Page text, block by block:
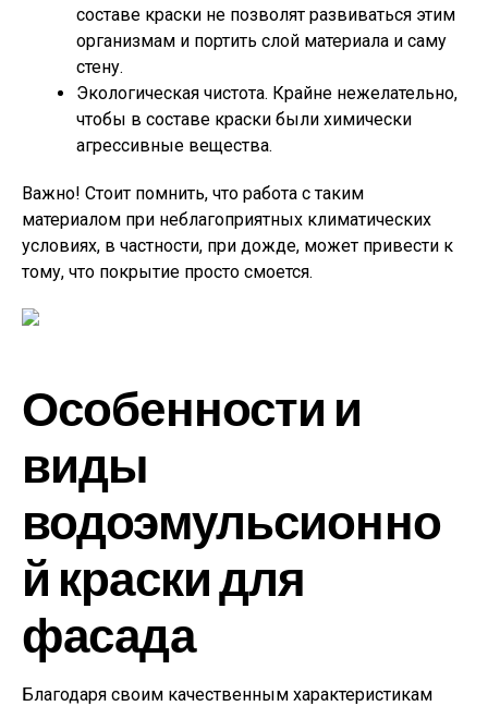
составе краски не позволят развиваться этим
организмам и портить слой материала и саму
стену.
Экологическая чистота. Крайне нежелательно,
чтобы в составе краски были химически
агрессивные вещества.
Важно! Стоит помнить, что работа с таким
материалом при неблагоприятных климатических
условиях, в частности, при дожде, может привести к
тому, что покрытие просто смоется.
Особенности и
виды
водоэмульсионно
й краски для
фасада
Благодаря своим качественным характеристикам